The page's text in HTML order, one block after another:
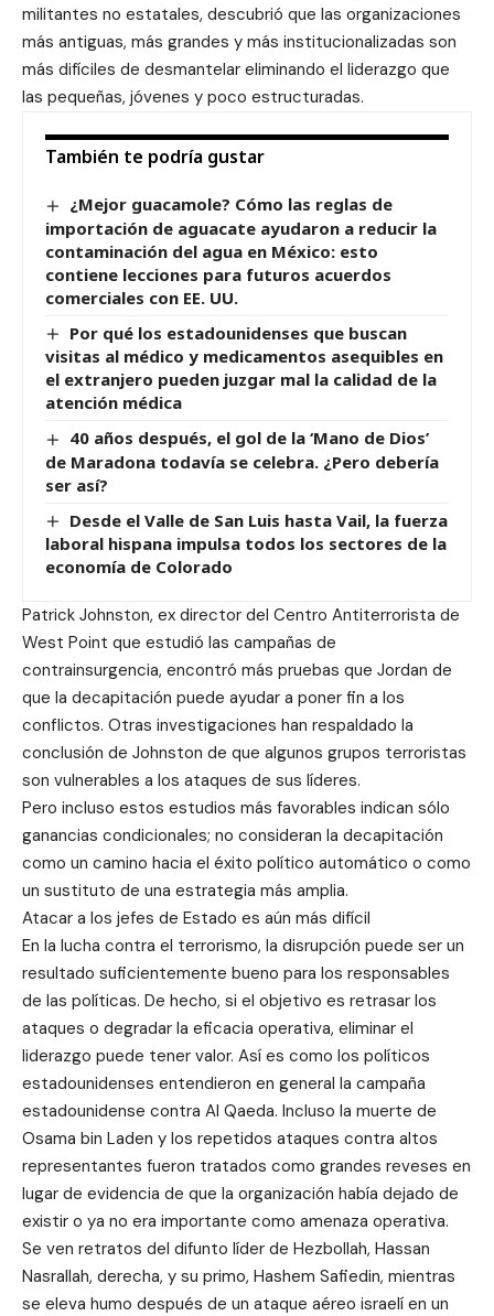
militantes no estatales, descubrió que las organizaciones
más antiguas, más grandes y más institucionalizadas son
más difíciles de desmantelar eliminando el liderazgo que
las pequeñas, jóvenes y poco estructuradas.
También te podría gustar
¿Mejor guacamole? Cómo las reglas de
importación de aguacate ayudaron a reducir la
contaminación del agua en México: esto
contiene lecciones para futuros acuerdos
comerciales con EE. UU.
Por qué los estadounidenses que buscan
visitas al médico y medicamentos asequibles en
el extranjero pueden juzgar mal la calidad de la
atención médica
40 años después, el gol de la ‘Mano de Dios’
de Maradona todavía se celebra. ¿Pero debería
ser así?
Desde el Valle de San Luis hasta Vail, la fuerza
laboral hispana impulsa todos los sectores de la
economía de Colorado
Patrick Johnston, ex director del Centro Antiterrorista de
West Point que estudió las campañas de
contrainsurgencia, encontró más pruebas que Jordan de
que la decapitación puede ayudar a poner fin a los
conflictos. Otras investigaciones han respaldado la
conclusión de Johnston de que algunos grupos terroristas
son vulnerables a los ataques de sus líderes.
Pero incluso estos estudios más favorables indican sólo
ganancias condicionales; no consideran la decapitación
como un camino hacia el éxito político automático o como
un sustituto de una estrategia más amplia.
Atacar a los jefes de Estado es aún más difícil
En la lucha contra el terrorismo, la disrupción puede ser un
resultado suficientemente bueno para los responsables
de las políticas. De hecho, si el objetivo es retrasar los
ataques o degradar la eficacia operativa, eliminar el
liderazgo puede tener valor. Así es como los políticos
estadounidenses entendieron en general la campaña
estadounidense contra Al Qaeda. Incluso la muerte de
Osama bin Laden y los repetidos ataques contra altos
representantes fueron tratados como grandes reveses en
lugar de evidencia de que la organización había dejado de
existir o ya no era importante como amenaza operativa.
Se ven retratos del difunto líder de Hezbollah, Hassan
Nasrallah, derecha, y su primo, Hashem Safiedin, mientras
se eleva humo después de un ataque aéreo israelí en un